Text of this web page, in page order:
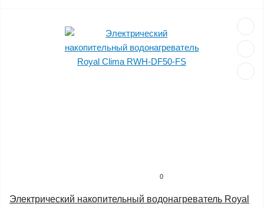
0
Электрический накопительный водонагреватель Royal